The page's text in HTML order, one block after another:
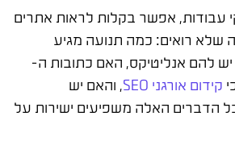
עבודות, אפשר בקלות לראות אתרים
שלא רואים: כמה תנועה מגיע
להם אנליטיקס, האם כתובות ה-
קידום אורגני SEO
, והאם יש
כל הדברים האלה משפיעים ישירות על